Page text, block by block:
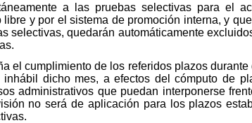
a las pruebas selectivas para el
y por el sistema de promoción interna, y
selectivas, quedarán automáticamente
cumplimiento de los referidos plazos durante
dicho mes, a efectos del cómputo de
administrativos que puedan interponerse
no será de aplicación para los plazos